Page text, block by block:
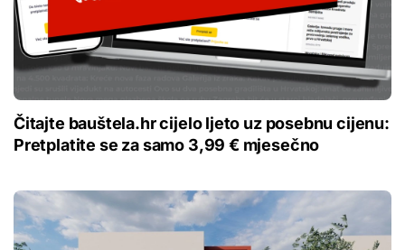
Čitajte bauštela.hr cijelo ljeto uz posebnu cijenu:
Pretplatite se za samo 3,99 € mjesečno